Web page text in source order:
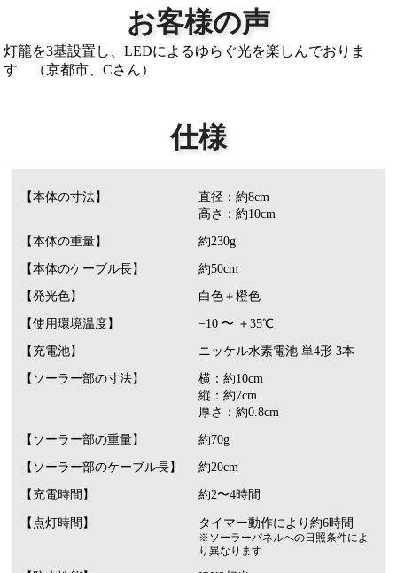
お客様の声
灯籠を3基設置し、LEDによるゆらぐ光を楽しんでおりま
す （京都市、Cさん）
仕様
【本体の寸法】
直径：約8cm
高さ：約10cm
【本体の重量】
約230g
【本体のケーブル長】
約50cm
【発光色】
白色＋橙色
【使用環境温度】
−10 〜 ＋35℃
【充電池】
ニッケル水素電池 単4形 3本
【ソーラー部の寸法】
横：約10cm
縦：約7cm
厚さ：約0.8cm
【ソーラー部の重量】
約70g
【ソーラー部のケーブル長】
約20cm
【充電時間】
約2〜4時間
【点灯時間】
タイマー動作により約6時間
※ソーラーパネルへの日照条件によ
り異なります